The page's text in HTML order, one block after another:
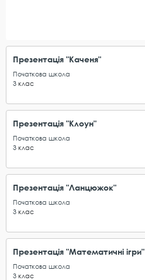
Презентація "Каченя"
Початкова школа
3 клас
Презентація "Клоун"
Початкова школа
3 клас
Презентація "Ланцюжок"
Початкова школа
3 клас
Презентація "Математичні ігри"
Початкова школа
3 клас